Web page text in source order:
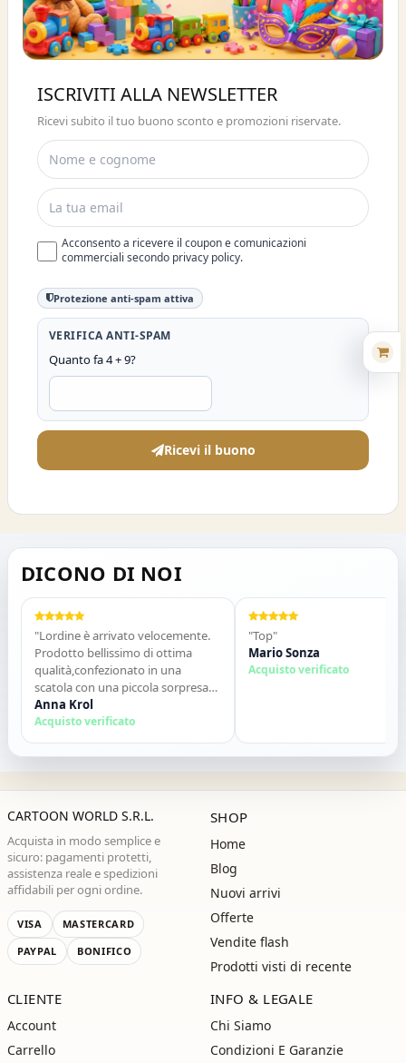
ISCRIVITI E OTTIENI SUBITO UNO
SCONTO DEL 10%
ISCRIVITI ALLA NEWSLETTER
Ricevi subito il tuo buono sconto e promozioni riservate.
Acconsento a ricevere il coupon e comunicazioni
commerciali secondo privacy policy.
Protezione anti-spam attiva
VERIFICA ANTI-SPAM
Quanto fa 4 + 9?
Ricevi il buono
DICONO DI NOI
"Lordine è arrivato velocemente.
Prodotto bellissimo di ottima
qualità,confezionato in una
scatola con una piccola sorpresa
allinterno. Tutto perfetto. Lo
consiglio vivamente. Grazie ,alla
prossima!"
Anna Krol
Acquisto verificato
"Top"
Mario Sonza
Acquisto verificato
CARTOON WORLD S.R.L.
Acquista in modo semplice e
sicuro: pagamenti protetti,
assistenza reale e spedizioni
affidabili per ogni ordine.
VISA
MASTERCARD
PAYPAL
BONIFICO
SHOP
Home
Blog
Nuovi arrivi
Offerte
Vendite flash
Prodotti visti di recente
CLIENTE
Account
Carrello
INFO & LEGALE
Chi Siamo
Condizioni E Garanzie